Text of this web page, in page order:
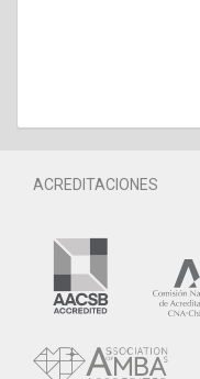
ACREDITACIONES